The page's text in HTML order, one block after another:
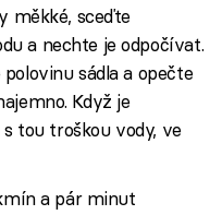
měkké, sceďte
a nechte je odpočívat.
sádla a opečte
Když je
tou troškou vody, ve
a pár minut